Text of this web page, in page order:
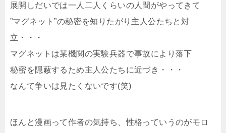
展開しだいでは一人二人くらいの人間がやってきて
”マグネット”の秘密を知りたがり主人公たちと対
立・・・
マグネットは某機関の実験兵器で事故により落下
秘密を隠蔽するため主人公たちに近づき・・・
なんて争いは見たくないです(笑)
ほんと漫画って作者の気持ち、性格っていうのがモロ